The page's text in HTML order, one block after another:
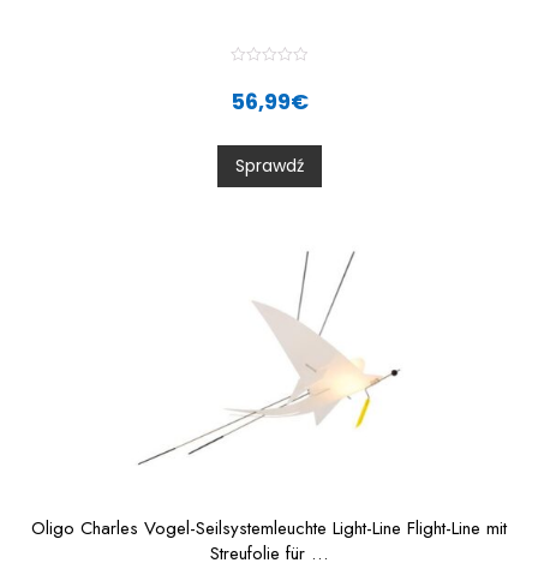
t
0
o
u
t
56,99€
Sprawdź
Oligo Charles Vogel-Seilsystemleuchte Light-Line Flight-Line mit
Streufolie für …